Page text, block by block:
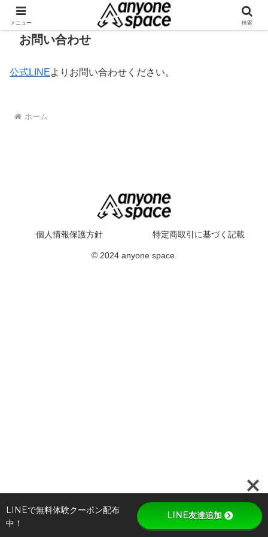
お問い合わせ
公式LINEよりお問い合わせください。
ホーム
個人情報保護方針 特定商取引に基づく記載
© 2024 anyone space.
メニュー 検索
LINEで無料体験クーポン配布
中！
LINE友達追加